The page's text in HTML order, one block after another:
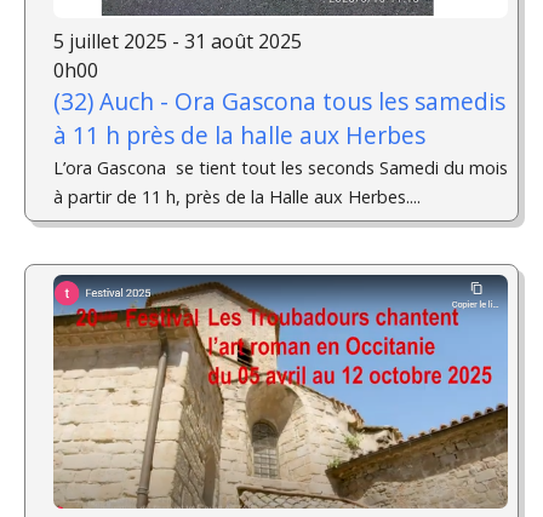
5 juillet 2025 - 31 août 2025
0h00
(32) Auch - Ora Gascona tous les samedis
à 11 h près de la halle aux Herbes
L’ora Gascona se tient tout les seconds Samedi du mois
à partir de 11 h, près de la Halle aux Herbes....